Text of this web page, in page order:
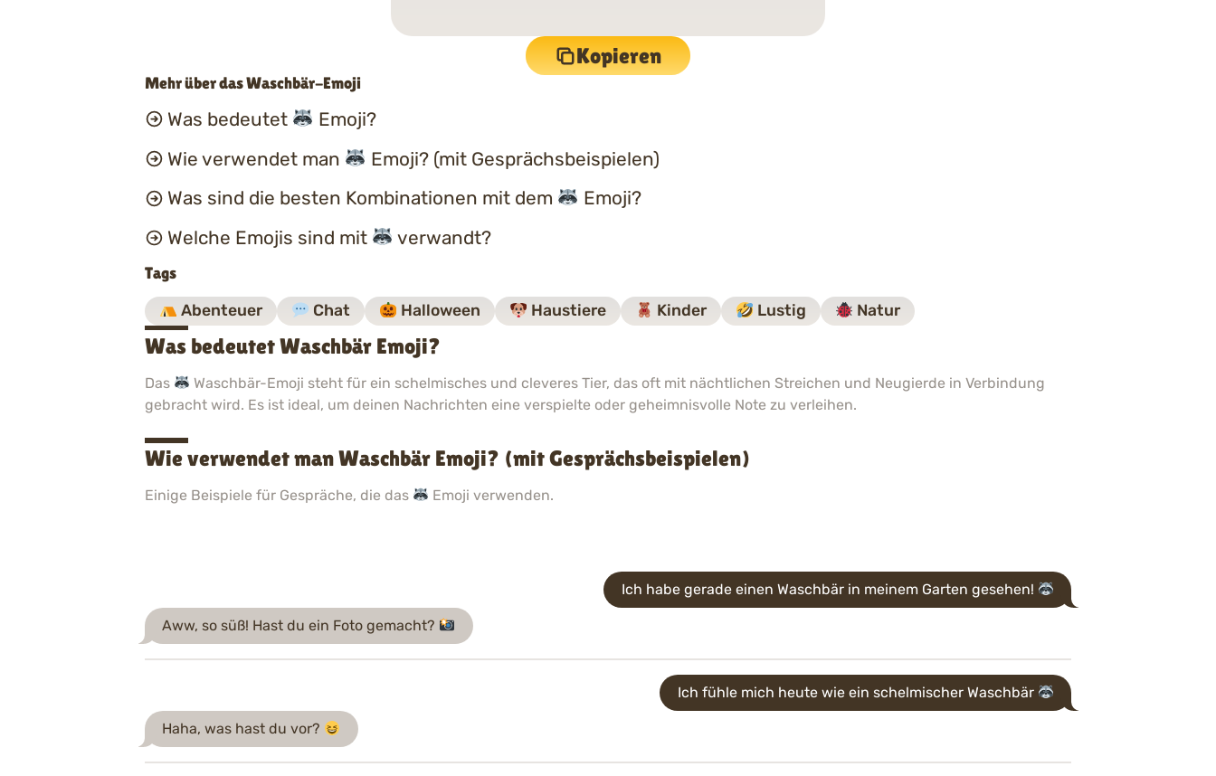
Kopieren
Mehr über das Waschbär-Emoji
Was bedeutet
Emoji?
Wie verwendet man
Emoji? (mit Gesprächsbeispielen)
Was sind die besten Kombinationen mit dem
Emoji?
Welche Emojis sind mit
verwandt?
Tags
Abenteuer Chat Halloween Haustiere Kinder Lustig Natur
Was bedeutet Waschbär Emoji?
Das
Waschbär-Emoji steht für ein schelmisches und cleveres Tier, das oft mit nächtlichen Streichen und Neugierde in Verbindung
gebracht wird. Es ist ideal, um deinen Nachrichten eine verspielte oder geheimnisvolle Note zu verleihen.
Wie verwendet man Waschbär Emoji? (mit Gesprächsbeispielen)
Einige Beispiele für Gespräche, die das Emoji verwenden.
Ich habe gerade einen Waschbär in meinem Garten gesehen!
Aww, so süß! Hast du ein Foto gemacht?
Ich fühle mich heute wie ein schelmischer Waschbär
Haha, was hast du vor?